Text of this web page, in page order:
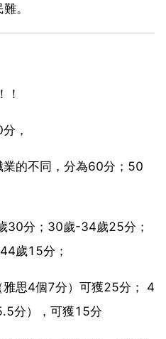
。
！
，
的不同，分為60分；50
30分；30歲-34歲25分；
歲15分；
思4個7分）可獲25分； 4
分），可獲15分